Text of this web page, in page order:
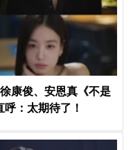
康俊、安恩真《不是
：太期待了！